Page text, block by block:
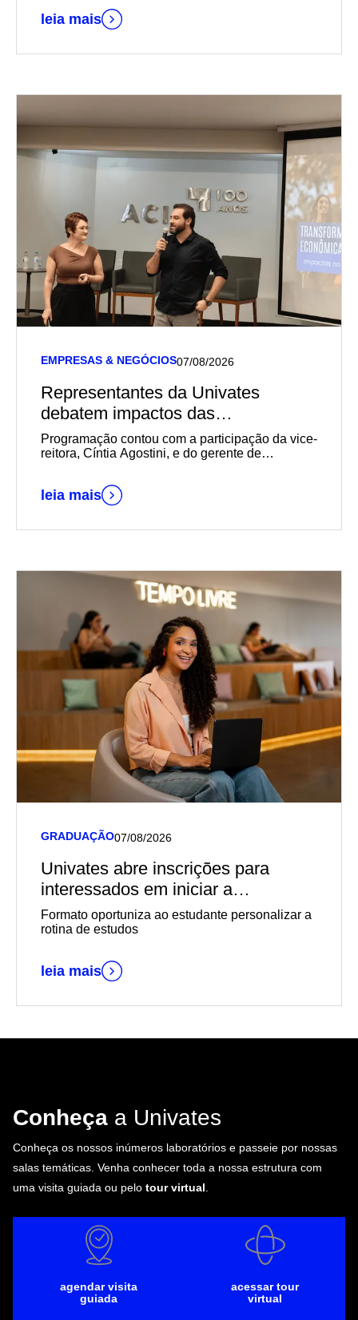
leia mais
EMPRESAS & NEGÓCIOS07/08/2026
Representantes da Univates
debatem impactos das
transformações sociais,
econômicas e geracionais na
almoço da Acil
Programação contou com a participação da vice-
reitora, Cíntia Agostini, e do gerente de
instituição, Daniel Wallerius
leia mais
GRADUAÇÃO07/08/2026
Univates abre inscrições para
interessados em iniciar a
graduação EaD em outubro
Formato oportuniza ao estudante personalizar a
rotina de estudos
leia mais
Conheça a Univates
Conheça os nossos inúmeros laboratórios e passeie por nossas
salas temáticas. Venha conhecer toda a nossa estrutura com
uma visita guiada ou pelo tour virtual
agendar visita
guiada
acessar tour
virtual